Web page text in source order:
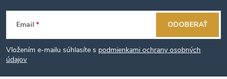
Z
á
p
Email
Vložením e-mailu súhlasíte s podmienkami ochrany osobných
údajov
ODOBERAŤ